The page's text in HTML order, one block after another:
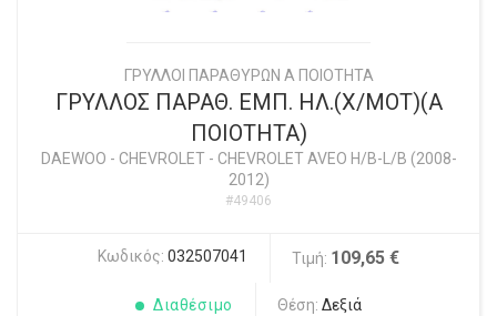
ΓΡΥΛΛΟΙ ΠΑΡΑΘΥΡΩΝ Α ΠΟΙΟΤΗΤΑ
ΓΡΥΛΛΟΣ ΠΑΡΑΘ. ΕΜΠ. ΗΛ.(Χ/ΜΟΤ)(Α
ΠΟΙΟΤΗΤΑ)
DAEWOO - CHEVROLET- CHEVROLET AVEO H/B-L/B (2008-
2012)
#49406
Κωδικός: 032507041 Τιμή: 109,65 €
Διαθέσιμο Θέση: Δεξιά